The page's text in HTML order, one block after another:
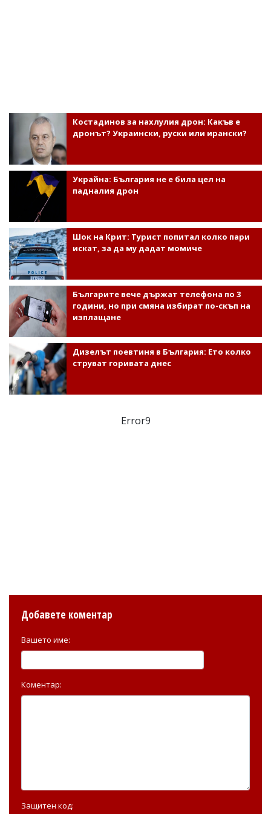
Костадинов за нахлулия дрон: Какъв е
дронът? Украински, руски или ирански?
Украйна: България не е била цел на
падналия дрон
Шок на Крит: Турист попитал колко пари
искат, за да му дадат момиче
Българите вече държат телефона по 3
години, но при смяна избират по-скъп на
изплащане
Дизелът поевтиня в България: Ето колко
струват горивата днес
Error9
Добавете коментар
Вашето име:
Коментар:
Защитен код: